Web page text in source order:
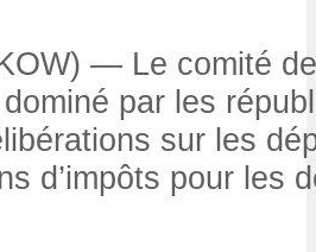
— Le comité
par les
sur les
d’impôts pour les